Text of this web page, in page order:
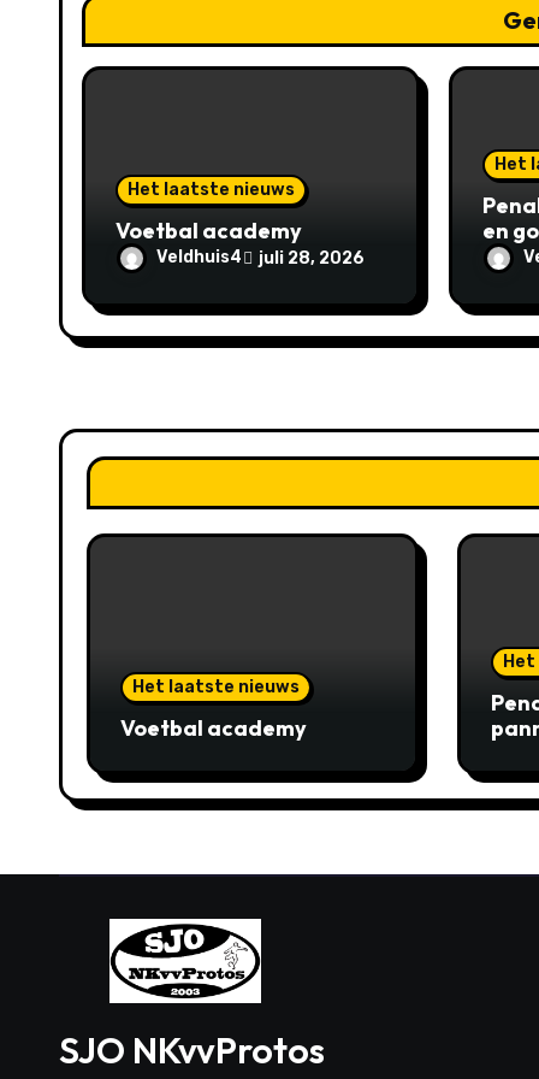
i
g
e
Het laatste nieuws
Voetbal academy
Veldhuis4 juli 28, 2026
Het
en
Het laatste nieuws
Voetbal academy
SJO NKvvProtos